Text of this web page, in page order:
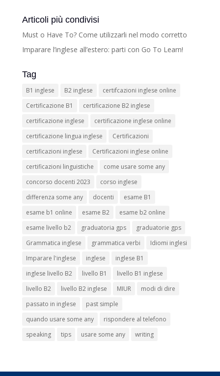
Articoli più condivisi
Must o Have To? Come utilizzarli nel modo corretto
Imparare l’inglese all’estero: parti con Go To Learn!
Tag
B1 inglese B2 inglese
certifcazioni inglese online
Certificazione B1
certificazione B2 inglese
certificazione inglese
certificazione inglese online
certificazione lingua inglese
Certificazioni
certificazioni inglese
Certificazioni inglese online
certificazioni linguistiche
come usare some any
concorso docenti 2023
corso inglese
differenza some any
docenti
esame B1
esame b1 online
esame B2
esame b2 online
esame livello b2
graduatoria gps
graduatorie gps
Grammatica inglese
grammatica verbi
Idiomi inglesi
Imparare l'inglese
inglese
inglese B1
inglese livello B2
livello B1
livello B1 inglese
livello B2
livello B2 inglese MIUR
modi di dire
passato in inglese
past simple
quando usare some any
rispondere al telefono
speaking
tips usare some any writing